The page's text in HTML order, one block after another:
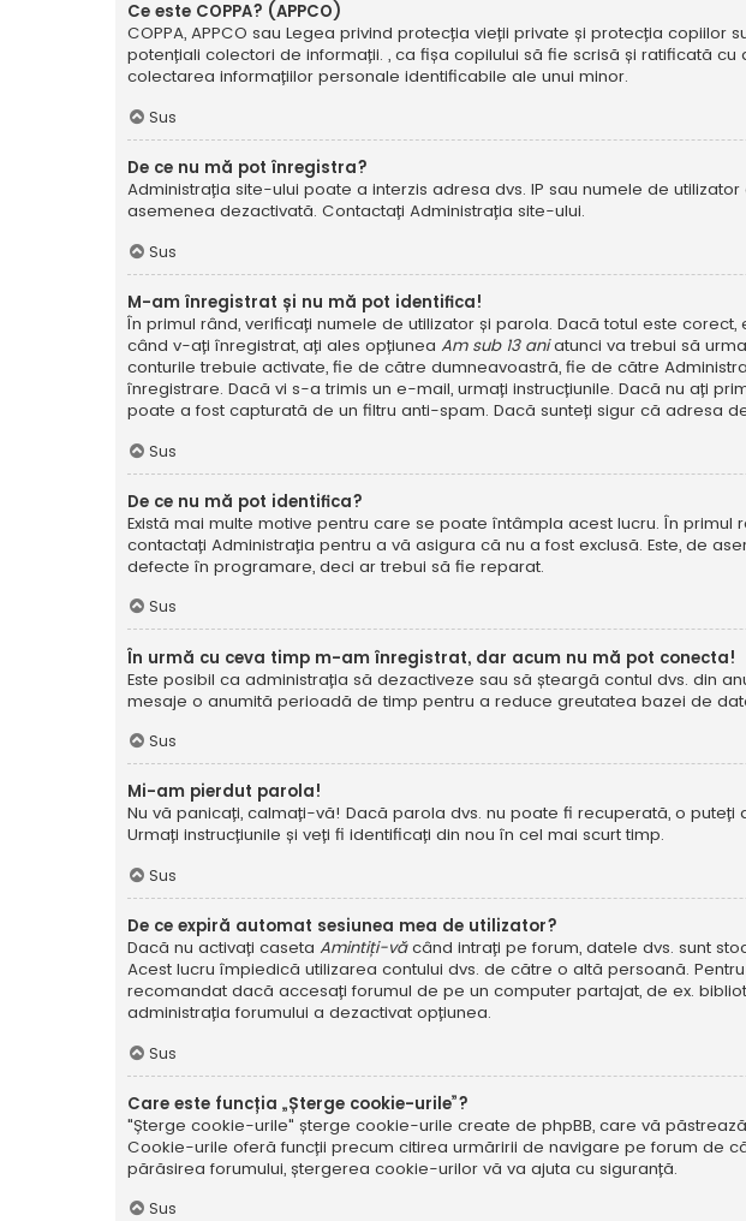
Ce este COPPA? (APPCO)
COPPA, APPCO sau Legea privind protecția vieții private și protecția copiilor
potențiali colectori de informații. , ca fișa copilului să fie scrisă și ratificată
colectarea informațiilor personale identificabile ale unui minor.
Sus
De ce nu mă pot înregistra?
Administrația site-ului poate a interzis adresa dvs. IP sau numele de
asemenea dezactivată. Contactați Administrația site-ului.
Sus
M-am înregistrat și nu mă pot identifica!
În primul rând, verificați numele de utilizator și parola. Dacă totul este
când v-ați înregistrat, ați ales opțiunea Am sub 13 aniatunci va trebui să
conturile trebuie activate, fie de către dumneavoastră, fie de către
înregistrare. Dacă vi s-a trimis un e-mail, urmați instrucțiunile. Dacă nu ați
poate a fost capturată de un filtru anti-spam. Dacă sunteți sigur că adresa
Sus
De ce nu mă pot identifica?
Există mai multe motive pentru care se poate întâmpla acest lucru. În
contactați Administrația pentru a vă asigura că nu a fost exclusă. Este, de
defecte în programare, deci ar trebui să fie reparat.
Sus
În urmă cu ceva timp m-am înregistrat, dar acum nu mă pot conecta!
Este posibil ca administrația să dezactiveze sau să șteargă contul dvs. din
mesaje o anumită perioadă de timp pentru a reduce greutatea bazei de
Sus
Mi-am pierdut parola!
Nu vă panicați, calmați-vă! Dacă parola dvs. nu poate fi recuperată, o
Urmați instrucțiunile și veți fi identificați din nou în cel mai scurt timp.
Sus
De ce expiră automat sesiunea mea de utilizator?
Dacă nu activați caseta Amintiți-văcând intrați pe forum, datele dvs. sunt
Acest lucru împiedică utilizarea contului dvs. de către o altă persoană.
recomandat dacă accesați forumul de pe un computer partajat, de ex.
administrația forumului a dezactivat opțiunea.
Sus
Care este funcția „Șterge cookie-urile”?
"Șterge cookie-urile" șterge cookie-urile create de phpBB, care vă
Cookie-urile oferă funcții precum citirea urmăririi de navigare pe forum de
părăsirea forumului, ștergerea cookie-urilor vă va ajuta cu siguranță.
Sus